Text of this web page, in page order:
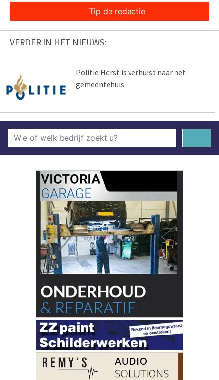
Tip de redactie
VERDER IN HET NIEUWS:
Politie Horst is verhuisd naar het
gemeentehuis